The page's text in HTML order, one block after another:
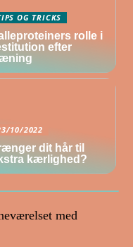
OG TRICKS
rolle i
efter
10/2022
dit hår til
kærlighed?
med